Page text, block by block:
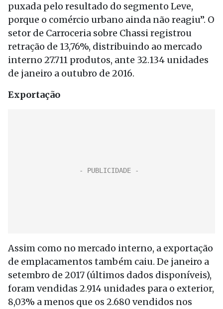
puxada pelo resultado do segmento Leve,
porque o comércio urbano ainda não reagiu”. O
setor de Carroceria sobre Chassi registrou
retração de 13,76%, distribuindo ao mercado
interno 27.711 produtos, ante 32.134 unidades
de janeiro a outubro de 2016.
Exportação
Assim como no mercado interno, a exportação
de emplacamentos também caiu. De janeiro a
setembro de 2017 (últimos dados disponíveis),
foram vendidas 2.914 unidades para o exterior,
8,03% a menos que os 2.680 vendidos nos